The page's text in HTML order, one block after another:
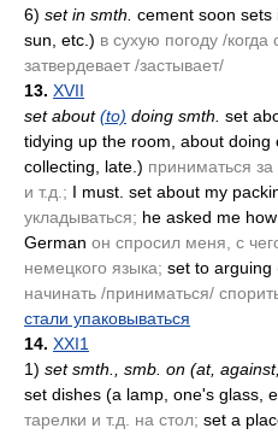
6) set in smth. cement soon sets
sun, etc.) в сухую погоду /
затвердевает /застывает/
13. XVII
set about(to) doing smth. set
tidying up the room, about
collecting, late.) приниматься
и т.д.; I must. set about my
укладываться; he asked me
German он спросил меня, с
немецкого языка; set to arguing
начинать /приниматься/
стали упаковываться
14. XXI1
1) set smth., smb. on (at,
set dishes (a lamp, one's glass,
тарелки и т.д. на стол; set a